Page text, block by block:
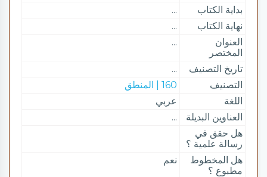
بداية الكتاب
...
نهاية الكتاب
...
العنوان
المختصر
...
تاريخ التصنيف
...
التصنيف
160 | المنطق
اللغة
عربي
العناوين البديلة
...
هل حقق في
رسالة علمية ؟
هل المخطوط
مطبوع ؟
نعم